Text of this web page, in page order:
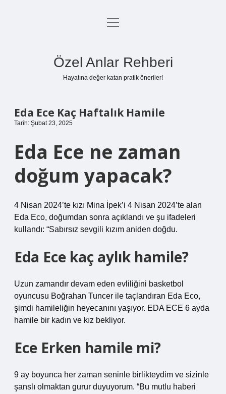
Anasayfa
menüyü
Özel Anlar Rehberi
Hayatına değer katan pratik öneriler!
Eda Ece Kaç Haftalık Hamile
Tarih: Şubat 23, 2025
Eda Ece ne zaman
doğum yapacak?
4 Nisan 2024’te kızı Mina İpek’i 4 Nisan 2024’te alan
Eda Eco, doğumdan sonra açıklandı ve şu ifadeleri
kullandı: “Sabırsız sevgili kızım aniden doğdu.
Eda Ece kaç aylık hamile?
Uzun zamandır devam eden evliliğini basketbol
oyuncusu Boğrahan Tuncer ile taçlandıran Eda Eco,
şimdi hamileliğin heyecanını yaşıyor. EDA ECE 6 ayda
hamile bir kadın ve kız bekliyor.
Ece Erken hamile mi?
9 ay boyunca her zaman seninle birlikteydim ve sizinle
şanslı olmaktan gurur duyuyorum. “Bu mutlu haberi